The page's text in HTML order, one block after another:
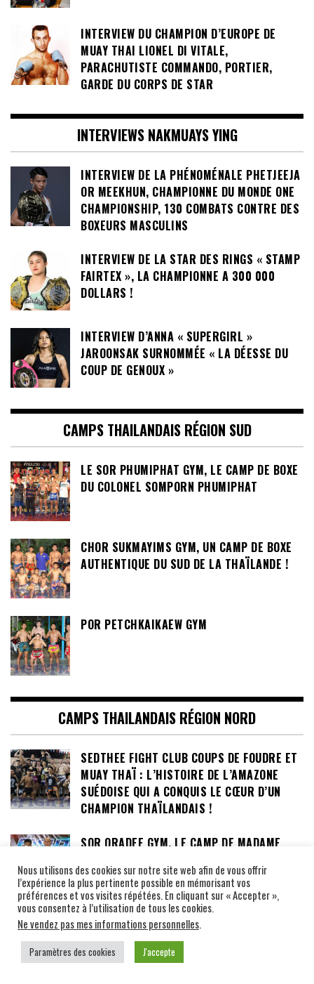
INTERVIEW DU CHAMPION D’EUROPE DE
MUAY THAI LIONEL DI VITALE,
PARACHUTISTE COMMANDO, PORTIER,
GARDE DU CORPS DE STAR
INTERVIEWS NAKMUAYS YING
INTERVIEW DE LA PHÉNOMÉNALE PHETJEEJA
OR MEEKHUN, CHAMPIONNE DU MONDE ONE
CHAMPIONSHIP, 130 COMBATS CONTRE DES
BOXEURS MASCULINS
INTERVIEW DE LA STAR DES RINGS « STAMP
FAIRTEX », LA CHAMPIONNE A 300 000
DOLLARS !
INTERVIEW D’ANNA « SUPERGIRL »
JAROONSAK SURNOMMÉE « LA DÉESSE DU
COUP DE GENOUX »
CAMPS THAILANDAIS RÉGION SUD
LE SOR PHUMIPHAT GYM, LE CAMP DE BOXE
DU COLONEL SOMPORN PHUMIPHAT
CHOR SUKMAYIMS GYM, UN CAMP DE BOXE
AUTHENTIQUE DU SUD DE LA THAÏLANDE !
POR PETCHKAIKAEW GYM
CAMPS THAILANDAIS RÉGION NORD
SEDTHEE FIGHT CLUB COUPS DE FOUDRE ET
MUAY THAÏ : L’HISTOIRE DE L’AMAZONE
SUÉDOISE QUI A CONQUIS LE CŒUR D’UN
CHAMPION THAÏLANDAIS !
SOR ORADEE GYM, LE CAMP DE MADAME
THAI ET DE KRABI KRABONG
LE KIETPHATHARAPHAN GYM DE L’ANCIENNE
STAR DES RINGS DENDANAI EKAWIT : UN
CAMP DE BOXE ALLIANT MUAY THAI, FERME
Nous utilisons des cookies sur notre site web afin de vous offrir
l’expérience la plus pertinente possible en mémorisant vos
préférences et vos visites répétées. En cliquant sur « Accepter »,
vous consentez à l’utilisation de tous les cookies.
Ne vendez pas mes informations personnelles.
Paramètres des cookies J'accepte